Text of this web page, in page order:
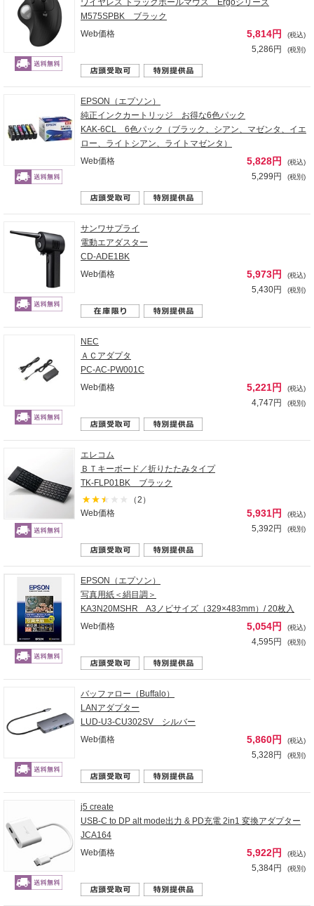
M575SPBK ブラック
Web価格
5,814円 (税込)
5,286円 (税別)
EPSON（エプソン）
純正インクカートリッジ お得な6色パック
KAK-6CL 6色パック（ブラック、シアン、マゼンタ、イエ
ロー、ライトシアン、ライトマゼンタ）
Web価格
5,828円 (税込)
5,299円 (税別)
サンワサプライ
電動エアダスター
CD-ADE1BK
Web価格
5,973円 (税込)
5,430円 (税別)
NEC
ＡＣアダプタ
PC-AC-PW001C
Web価格
5,221円 (税込)
4,747円 (税別)
エレコム
ＢＴキーボード／折りたたみタイプ
TK-FLP01BK ブラック
（2）
Web価格
5,931円 (税込)
5,392円 (税別)
EPSON（エプソン）
写真用紙＜絹目調＞
KA3N20MSHR A3ノビサイズ（329×483mm）/ 20枚入
Web価格
5,054円 (税込)
4,595円 (税別)
バッファロー（Buffalo）
LANアダプター
LUD-U3-CU302SV シルバー
Web価格
5,860円 (税込)
5,328円 (税別)
j5 create
USB-C to DP alt mode出力 & PD充電 2in1 変換アダプター
JCA164
Web価格
5,922円 (税込)
5,384円 (税別)